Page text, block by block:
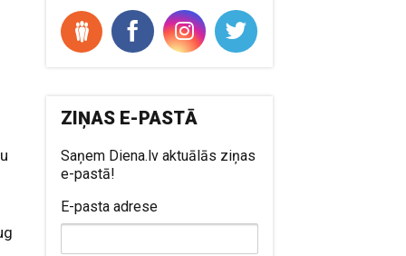
ZIŅAS E-PASTĀ
Saņem Diena.lv aktuālās ziņas
e-pastā!
E-pasta adrese